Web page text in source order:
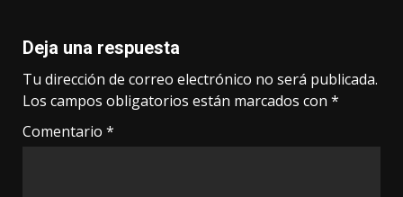
Deja una respuesta
Tu dirección de correo electrónico no será publicada.
Los campos obligatorios están marcados con *
Comentario *